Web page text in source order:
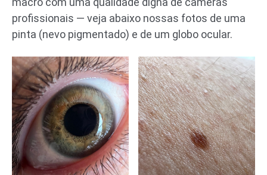
profissionais — veja abaixo nossas fotos de uma
pinta (nevo pigmentado) e de um globo ocular.